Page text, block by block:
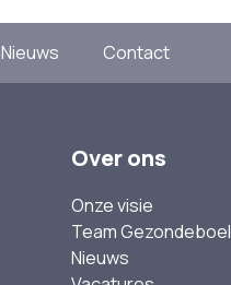
Nieuws Contact
Over ons
Onze visie
Team Gezondeboel
Nieuws